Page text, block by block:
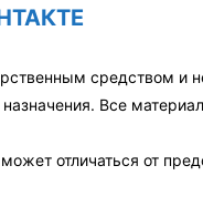
средством и
назначения. Все
отличаться от